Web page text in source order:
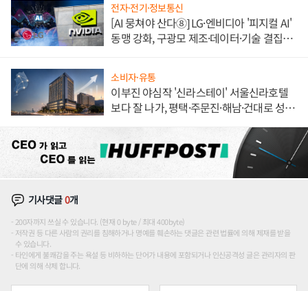
전자·전기·정보통신
[AI 뭉쳐야 산다⑧] LG·엔비디아 '피지컬 AI'
동맹 강화, 구광모 제조·데이터·기술 결집
소비자·유통
이부진 야심작 '신라스테이' 서울신라호텔
보다 잘 나가, 평택·주문진·해남·건대로 성
기사댓글0개
200자까지 쓰실 수 있습니다. (현재 0 byte / 최대 400byte)
저작권 등 다른 사람의 권리를 침해하거나 명예를 훼손하는 댓글은 관련 법률에 의해 제재를 받을
수 있습니다.
타인에게 불쾌감을 주는 욕설 등 비하하는 단어가 내용에 포함되거나 인신공격성 글은 관리자의 판
단에 의해 삭제 합니다.